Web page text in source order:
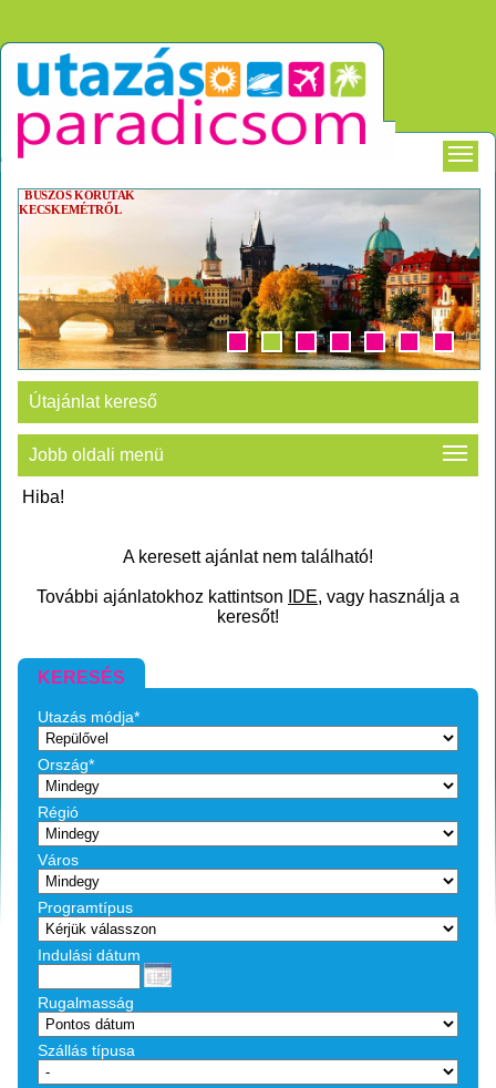
BUSZOS KÖRUTAK
KECSKEMÉTRŐL
Útajánlat kereső
Jobb oldali menü
Hiba!
A keresett ajánlat nem található!
További ajánlatokhoz kattintson IDE, vagy használja a
keresőt!
KERESÉS
Utazás módja*
Ország*
Régió
Város
Programtípus
Indulási dátum
Rugalmasság
Szállás típusa